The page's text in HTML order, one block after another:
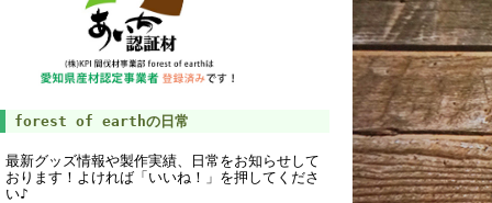
forest of earthの日常
最新グッズ情報や製作実績、日常をお知らせして
おります！よければ「いいね！」を押してくださ
い♪